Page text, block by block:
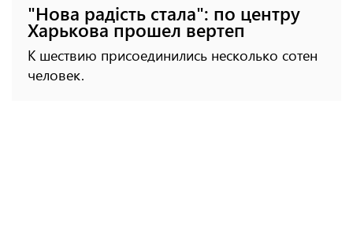
"Нова радість стала": по центру
Харькова прошел вертеп
К шествию присоединились несколько сотен
человек.